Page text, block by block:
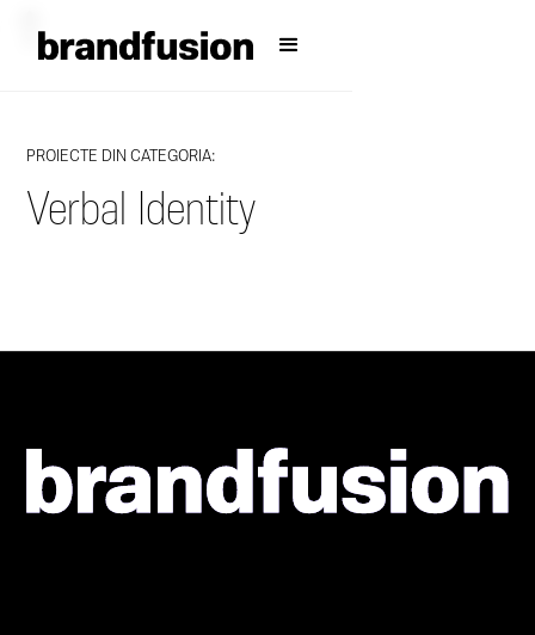
PROIECTE DIN CATEGORIA:
Verbal Identity